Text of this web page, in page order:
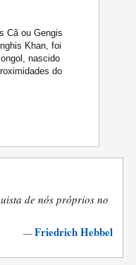
Cã ou Gengis
Khan, foi
nascido
do
de nós próprios no
—Friedrich Hebbel